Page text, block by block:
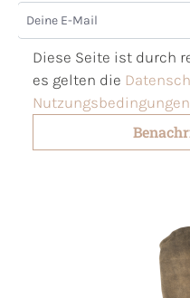
Deine E-Mail
Diese Seite ist durch
es gelten die
Nutzungsbedingungen